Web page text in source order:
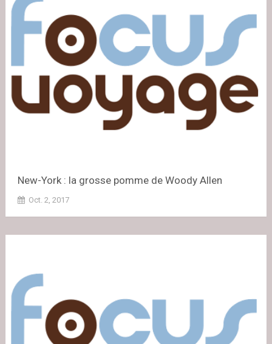
New-York : la grosse pomme de Woody Allen
Oct. 2, 2017